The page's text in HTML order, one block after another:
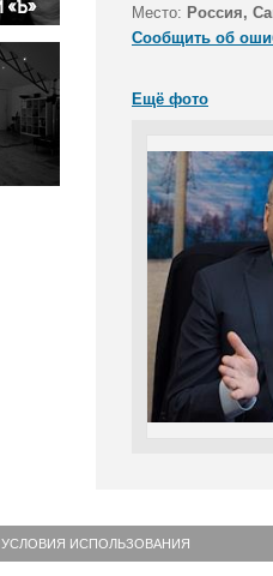
Место: Россия,
Сообщить об
Ещё фото
УСЛОВИЯ ИСПОЛЬЗОВАНИЯ